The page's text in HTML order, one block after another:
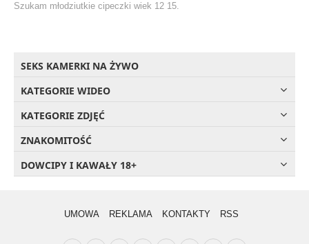
Szukam młodziutkie cipeczki wiek 12 15.
SEKS KAMERKI NA ŻYWO
KATEGORIE WIDEO
KATEGORIE ZDJĘĆ
ZNAKOMITOŚĆ
DOWCIPY I KAWAŁY 18+
UMOWA REKLAMA KONTAKTY RSS